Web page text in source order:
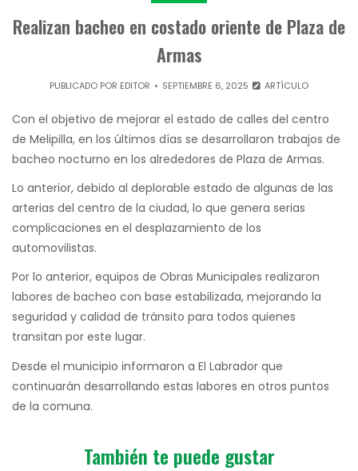
Realizan bacheo en costado oriente de Plaza de
Armas
PUBLICADO POR EDITOR SEPTIEMBRE 6, 2025 ARTÍCULO
Con el objetivo de mejorar el estado de calles del centro
de Melipilla, en los últimos días se desarrollaron trabajos de
bacheo nocturno en los alrededores de Plaza de Armas.
Lo anterior, debido al deplorable estado de algunas de las
arterias del centro de la ciudad, lo que genera serias
complicaciones en el desplazamiento de los
automovilistas.
Por lo anterior, equipos de Obras Municipales realizaron
labores de bacheo con base estabilizada, mejorando la
seguridad y calidad de tránsito para todos quienes
transitan por este lugar.
Desde el municipio informaron a El Labrador que
continuarán desarrollando estas labores en otros puntos
de la comuna.
También te puede gustar